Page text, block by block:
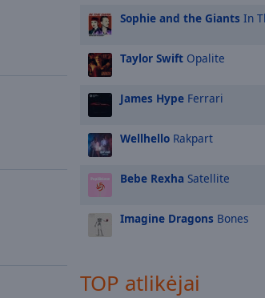
Sophie and the Giants In
Taylor Swift Opalite
James Hype Ferrari
Wellhello Rakpart
Bebe Rexha Satellite
Imagine Dragons Bones
TOP atlikėjai